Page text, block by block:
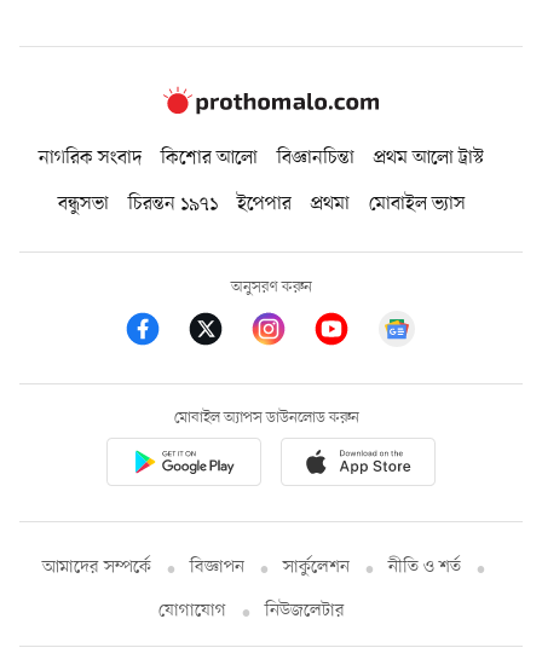
নাগরিক সংবাদ কিশোর আলো বিজ্ঞানচিন্তা
প্রথম আলো ট্রাস্ট
বন্ধুসভা
চিরন্তন ১৯৭১ ইপেপার প্রথমা মোবাইল ভ্যাস
অনুসরণ করুন
মোবাইল অ্যাপস ডাউনলোড করুন
আমাদের সম্পর্কে বিজ্ঞাপন সার্কুলেশন
নীতি ও শর্ত
যোগাযোগ
নিউজলেটার